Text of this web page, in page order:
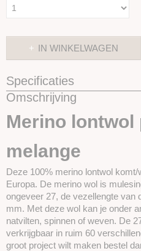
IN WINKELWAGEN
Specificaties
Productcode
Omschrijving
Merino lontwol
melange
Deze 100% merino lontwol
Europa. De merino wol is
ongeveer 27, de vezellengte van
mm. Met deze wol kan je onder
natvilten, spinnen of weven. De
verkrijgbaar in ruim 60
groot project wilt maken bestel